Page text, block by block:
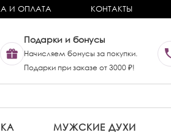
И ОПЛАТА КОНТАКТЫ
Подарки и бонусы
Начисляем бонусы за покупки.
Подарки при заказе от 3000 ₽!
МУЖСКИЕ ДУХИ